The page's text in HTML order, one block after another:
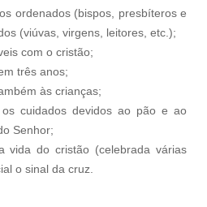
ordenados (bispos, presbíteros e
(viúvas, virgens, leitores, etc.);
com o cristão;
três anos;
às crianças;
cuidados devidos ao pão e ao
Senhor;
vida do cristão (celebrada várias
o sinal da cruz.